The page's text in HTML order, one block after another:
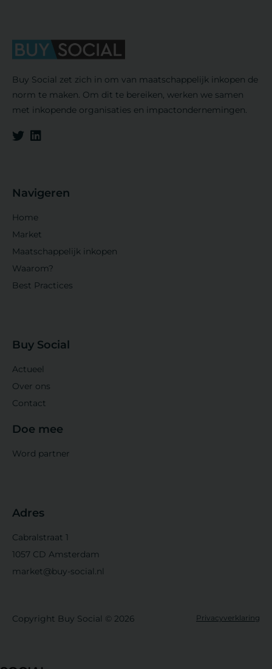
Buy Social zet zich in om van maatschappelijk inkopen de
norm te maken. Om dit te bereiken, werken we samen
met inkopende organisaties en impactondernemingen.
Navigeren
Home
Market
Maatschappelijk inkopen
Waarom?
Best Practices
Buy Social
Actueel
Over ons
Contact
Doe mee
Word partner
Adres
Cabralstraat 1
1057 CD Amsterdam
market@buy-social.nl
Copyright Buy Social © 2026 Privacyverklaring